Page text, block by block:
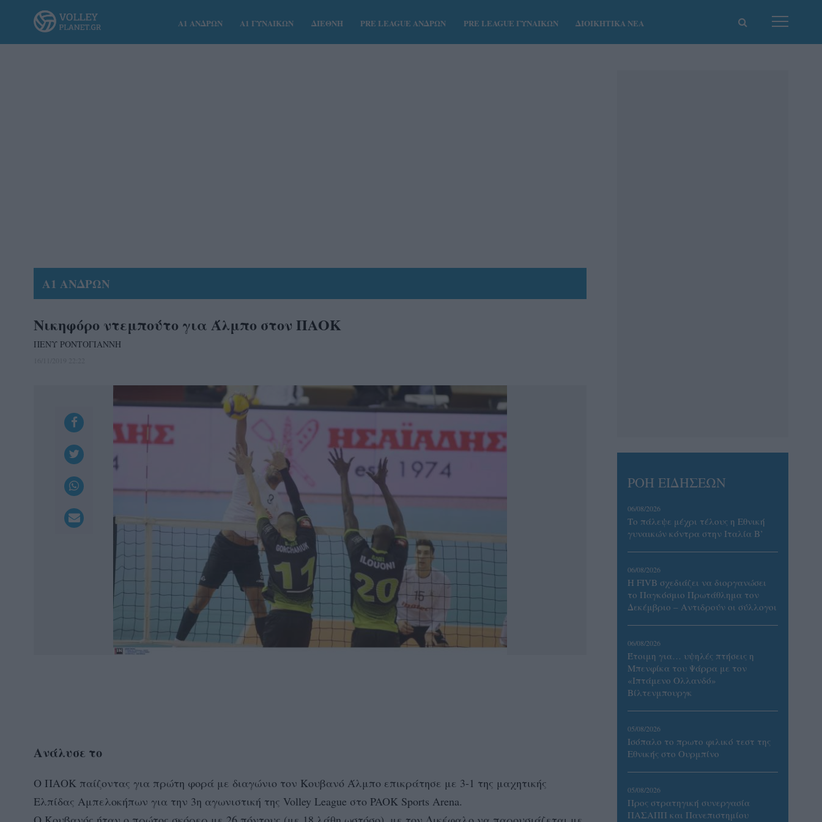
Α1 ΑΝΔΡΩΝ Α1 ΓΥΝΑΙΚΩΝ ΔΙΕΘΝΗ PRE LEAGUE ΑΝΔΡΩΝ PRE LEAGUE ΓΥΝΑΙΚΩΝ ΔΙΟΙΚΗΤΙΚΑ ΝΕΑ
Α1 ΑΝΔΡΩΝ
Νικηφόρο ντεμπούτο για Άλμπο στον ΠΑΟΚ
ΠΕΝΥ ΡΟΝΤΟΓΙΑΝΝΗ
Ανάλυσε το
Ο ΠΑΟΚ παίζοντας για πρώτη φορά με διαγώνιο τον Κουβανό Άλμπο επικράτησε με 3-1 της μαχητικής
Ελπίδας Αμπελοκήπων για την 3η αγωνιστική της Volley League στο PAOK Sports Arena.
ΡΟΗ ΕΙΔΗΣΕΩΝ
06/08/2026
Το πάλεψε μέχρι τέλους η Εθνική
γυναικών κόντρα στην Ιταλία Β’
06/08/2026
Η FIVB σχεδιάζει να διοργανώσει
το Παγκόσμιο Πρωτάθλημα τον
Δεκέμβριο – Αντιδρούν οι σύλλογοι
06/08/2026
Έτοιμη για… υψηλές πτήσεις η
Μπενφίκα του Ψάρρα με τον
«Ιπτάμενο Ολλανδό»
Βίλτενμπουργκ
05/08/2026
Ισόπαλο το πρωτο φιλικό τεστ της
Εθνικής στο Ουρμπίνο
05/08/2026
Προς στρατηγική συνεργασία
ΠΑΣΑΠΠ και Πανεπιστημίου